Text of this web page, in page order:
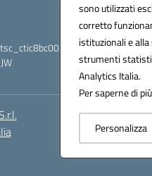
sono utilizzati
corretto
istituzionali e
strumenti
Analytics Italia.
Per saperne di
Personalizza